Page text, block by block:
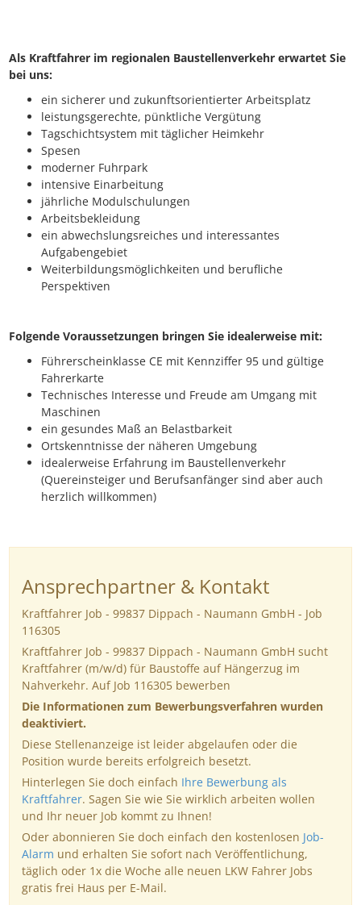
Als Kraftfahrer im regionalen Baustellenverkehr erwartet Sie
bei uns:
ein sicherer und zukunftsorientierter Arbeitsplatz
leistungsgerechte, pünktliche Vergütung
Tagschichtsystem mit täglicher Heimkehr
Spesen
moderner Fuhrpark
intensive Einarbeitung
jährliche Modulschulungen
Arbeitsbekleidung
ein abwechslungsreiches und interessantes
Aufgabengebiet
Weiterbildungsmöglichkeiten und berufliche
Perspektiven
Folgende Voraussetzungen bringen Sie idealerweise mit:
Führerscheinklasse CE mit Kennziffer 95 und gültige
Fahrerkarte
Technisches Interesse und Freude am Umgang mit
Maschinen
ein gesundes Maß an Belastbarkeit
Ortskenntnisse der näheren Umgebung
idealerweise Erfahrung im Baustellenverkehr
(Quereinsteiger und Berufsanfänger sind aber auch
herzlich willkommen)
Ansprechpartner & Kontakt
Kraftfahrer Job - 99837 Dippach - Naumann GmbH - Job
116305
Kraftfahrer Job - 99837 Dippach - Naumann GmbH sucht
Kraftfahrer (m/w/d) für Baustoffe auf Hängerzug im
Nahverkehr. Auf Job 116305 bewerben
Die Informationen zum Bewerbungsverfahren wurden
deaktiviert.
Diese Stellenanzeige ist leider abgelaufen oder die
Position wurde bereits erfolgreich besetzt.
Hinterlegen Sie doch einfach Ihre Bewerbung als
Kraftfahrer. Sagen Sie wie Sie wirklich arbeiten wollen
und Ihr neuer Job kommt zu Ihnen!
Oder abonnieren Sie doch einfach den kostenlosen Job-
Alarm und erhalten Sie sofort nach Veröffentlichung,
täglich oder 1x die Woche alle neuen LKW Fahrer Jobs
gratis frei Haus per E-Mail.